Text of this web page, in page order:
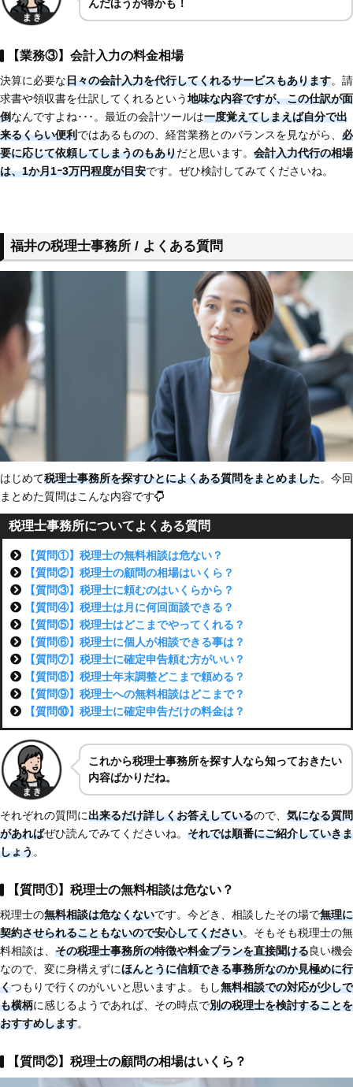
んだほうが得かも！
【業務③】会計入力の料金相場
決算に必要な日々の会計入力を代行してくれるサービスもあります。請
求書や領収書を仕訳してくれるという地味な内容ですが、この仕訳が面
倒なんですよね･･･。最近の会計ツールは一度覚えてしまえば自分で出
来るくらい便利ではあるものの、経営業務とのバランスを見ながら、 必
要に応じて依頼してしまうのもありだと思います。 会計入力代行の相場
は、1か月1ｰ3万円程度が目安です。ぜひ検討してみてくださいね。
福井の税理士事務所 / よくある質問
はじめて税理士事務所を探すひとによくある質問をまとめました。今回
まとめた質問はこんな内容です
税理士事務所についてよくある質問
【質問①】税理士の無料相談は危ない？
【質問②】税理士の顧問の相場はいくら？
【質問③】税理士に頼むのはいくらから？
【質問④】税理士は月に何回面談できる？
【質問⑤】税理士はどこまでやってくれる？
【質問⑥】税理士に個人が相談できる事は？
【質問⑦】税理士に確定申告頼む方がいい？
【質問⑧】税理士年末調整どこまで頼める？
【質問⑨】税理士への無料相談はどこまで？
【質問⑩】税理士に確定申告だけの料金は？
これから税理士事務所を探す人なら知っておきたい
内容ばかりだね。
それぞれの質問に出来るだけ詳しくお答えしているので、 気になる質問
があればぜひ読んでみてくださいね。 それでは順番にご紹介していきま
しょう。
【質問①】税理士の無料相談は危ない？
税理士の無料相談は危なくないです。今どき、相談したその場で無理に
契約させられることもないので安心してください。そもそも税理士の無
料相談は、 その税理士事務所の特徴や料金プランを直接聞ける良い機会
なので、変に身構えずにほんとうに信頼できる事務所なのか見極めに行
くつもりで行くのがいいと思いますよ。もし無料相談での対応が少しで
も横柄に感じるようであれば、その時点で別の税理士を検討することを
おすすめします。
【質問②】税理士の顧問の相場はいくら？